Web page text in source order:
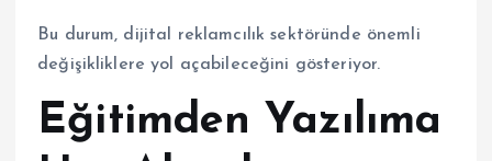
Bu durum, dijital reklamcılık sektöründe önemli
değişikliklere yol açabileceğini gösteriyor.
Eğitimden Yazılıma